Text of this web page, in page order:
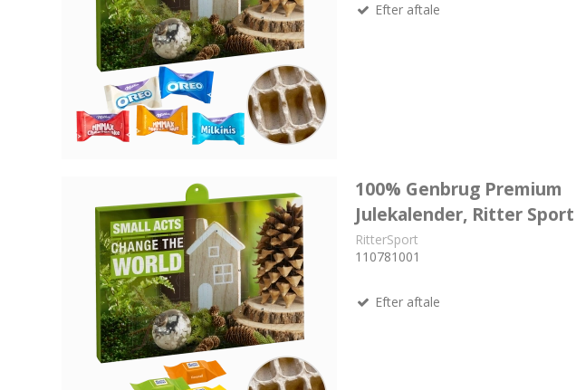
Efter aftale
100% Genbrug Premium
Julekalender, Ritter Sport
RitterSport
110781001
Efter aftale